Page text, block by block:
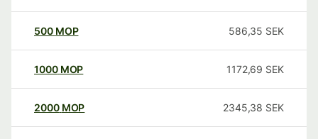
500 MOP 586,35 SEK
1000 MOP 1172,69 SEK
2000 MOP 2345,38 SEK